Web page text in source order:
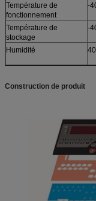
Température de
fonctionnement
-
Température de
stockage
-
Humidité
Construction de produit